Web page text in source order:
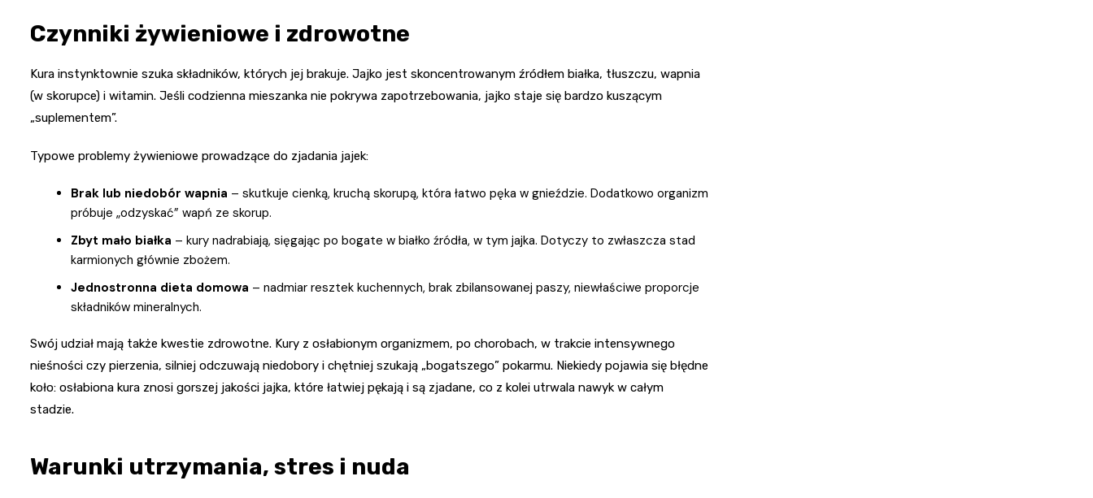
Czynniki żywieniowe i zdrowotne
Kura instynktownie szuka składników, których jej brakuje. Jajko jest skoncentrowanym źródłem białka, tłuszczu, wapnia
(w skorupce) i witamin. Jeśli codzienna mieszanka nie pokrywa zapotrzebowania, jajko staje się bardzo kuszącym
„suplementem”.
Typowe problemy żywieniowe prowadzące do zjadania jajek:
Brak lub niedobór wapnia – skutkuje cienką, kruchą skorupą, która łatwo pęka w gnieździe. Dodatkowo organizm
próbuje „odzyskać” wapń ze skorup.
Zbyt mało białka – kury nadrabiają, sięgając po bogate w białko źródła, w tym jajka. Dotyczy to zwłaszcza stad
karmionych głównie zbożem.
Jednostronna dieta domowa – nadmiar resztek kuchennych, brak zbilansowanej paszy, niewłaściwe proporcje
składników mineralnych.
Swój udział mają także kwestie zdrowotne. Kury z osłabionym organizmem, po chorobach, w trakcie intensywnego
nieśności czy pierzenia, silniej odczuwają niedobory i chętniej szukają „bogatszego” pokarmu. Niekiedy pojawia się błędne
koło: osłabiona kura znosi gorszej jakości jajka, które łatwiej pękają i są zjadane, co z kolei utrwala nawyk w całym
stadzie.
Warunki utrzymania, stres i nuda